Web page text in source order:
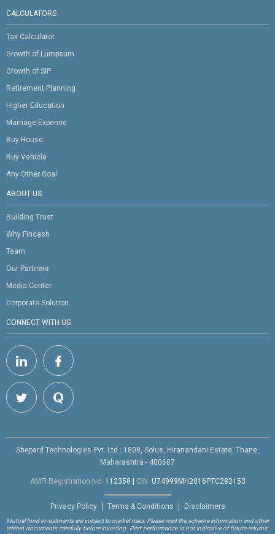
CALCULATORS
Tax Calculator
Growth of Lumpsum
Growth of SIP
Retirement Planning
Higher Education
Marriage Expense
Buy House
Buy Vehicle
Any Other Goal
ABOUT US
Building Trust
Why Fincash
Team
Our Partners
Media Center
Corporate Solution
CONNECT WITH US
Shepard Technologies Pvt. Ltd : 1808, Solus, Hiranandani Estate, Thane,
Maharashtra - 400607
AMFI Registration No. 112358 CIN: U74999MH2016PTC282153
Privacy Policy Terms & Conditions Disclaimers
Mutual fund investments are subject to market risks. Please read the scheme information and other
related documents carefully before investing. Past performance is not indicative of future returns.